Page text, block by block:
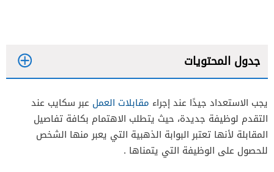
جدول المحتويات
يجب الاستعداد جيدًا عند إجراء مقابلات العمل عبر سكايب عند
التقدم لوظيفة جديدة، حيث يتطلب الاهتمام بكافة تفاصيل
المقابلة لأنها تعتبر البوابة الذهبية التي يعبر منها الشخص
للحصول على الوظيفة التي يتمناها .